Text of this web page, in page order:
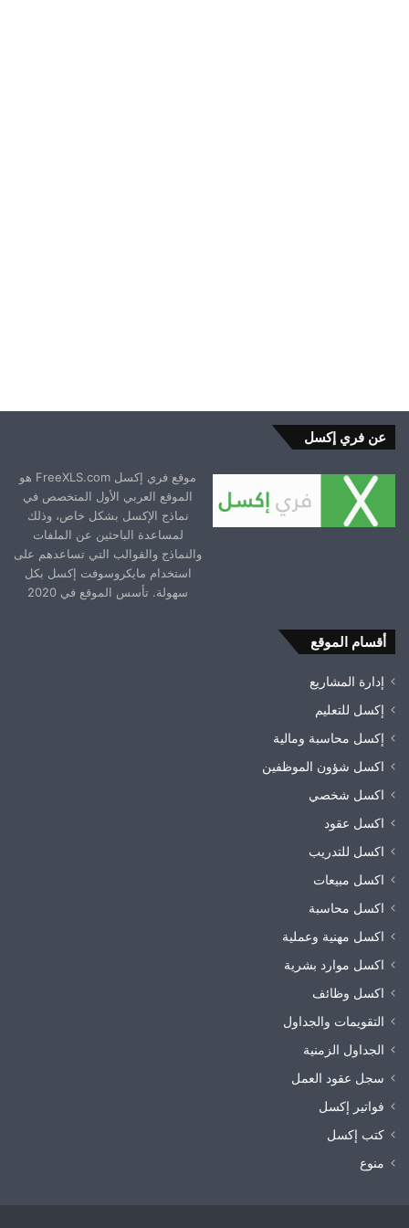
عن فري إكسل
موقع فري إكسل FreeXLS.com هو
الموقع العربي الأول المتخصص في
نماذج الإكسل بشكل خاص، وذلك
لمساعدة الباحثين عن الملفات
والنماذج والقوالب التي تساعدهم على
استخدام مايكروسوفت إكسل بكل
سهولة. تأسس الموقع في 2020
أقسام الموقع
إدارة المشاريع
إكسل للتعليم
إكسل محاسبة ومالية
اكسل شؤون الموظفين
اكسل شخصي
اكسل عقود
اكسل للتدريب
اكسل مبيعات
اكسل محاسبة
اكسل مهنية وعملية
اكسل موارد بشرية
اكسل وظائف
التقويمات والجداول
الجداول الزمنية
سجل عقود العمل
فواتير إكسل
كتب إكسل
منوع